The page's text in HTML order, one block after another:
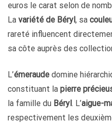
euros le carat selon de
La variété de Béryl , sa
rareté influencent
sa côte auprès des
L’émeraude domine
constituant la pierre
la famille du Béryl. L’aigue-
respectivement les